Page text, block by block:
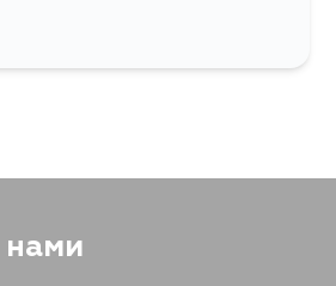
нами